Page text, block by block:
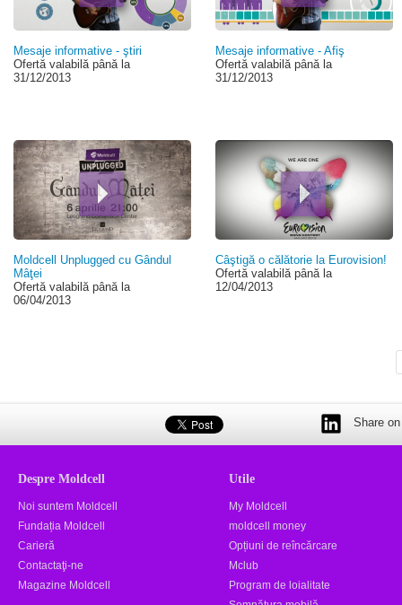
Mesaje informative - ştiri
Ofertă valabilă până la
31/12/2013
Mesaje informative - Afiş
Ofertă valabilă până la
31/12/2013
Moldcell Unplugged cu Gândul
Mâţei
Ofertă valabilă până la
06/04/2013
Câştigă o călătorie la Eurovision!
Ofertă valabilă până la
12/04/2013
Share
Despre Moldcell
Noi suntem Moldcell
Fundația Moldcell
Carieră
Contactaţi-ne
Magazine Moldcell
Utile
My Moldcell
moldcell money
Opțiuni de reîncărcare
Mclub
Program de loialitate